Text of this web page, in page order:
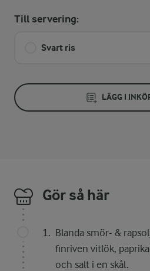
Till servering:
Svart ris
LÄGG I
Gör så här
Blanda smör- &
finriven vitlök,
och salt i en skål.